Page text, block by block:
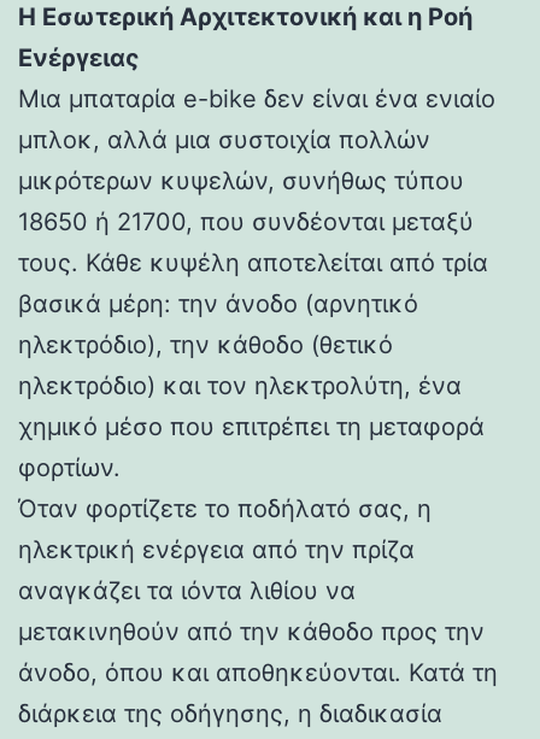
Η Εσωτερική Αρχιτεκτονική και η Ροή
Ενέργειας
Μια μπαταρία e-bike δεν είναι ένα ενιαίο
μπλοκ, αλλά μια συστοιχία πολλών
μικρότερων κυψελών, συνήθως τύπου
18650 ή 21700, που συνδέονται μεταξύ
τους. Κάθε κυψέλη αποτελείται από τρία
βασικά μέρη: την άνοδο (αρνητικό
ηλεκτρόδιο), την κάθοδο (θετικό
ηλεκτρόδιο) και τον ηλεκτρολύτη, ένα
χημικό μέσο που επιτρέπει τη μεταφορά
φορτίων.
Όταν φορτίζετε το ποδήλατό σας, η
ηλεκτρική ενέργεια από την πρίζα
αναγκάζει τα ιόντα λιθίου να
μετακινηθούν από την κάθοδο προς την
άνοδο, όπου και αποθηκεύονται. Κατά τη
διάρκεια της οδήγησης, η διαδικασία